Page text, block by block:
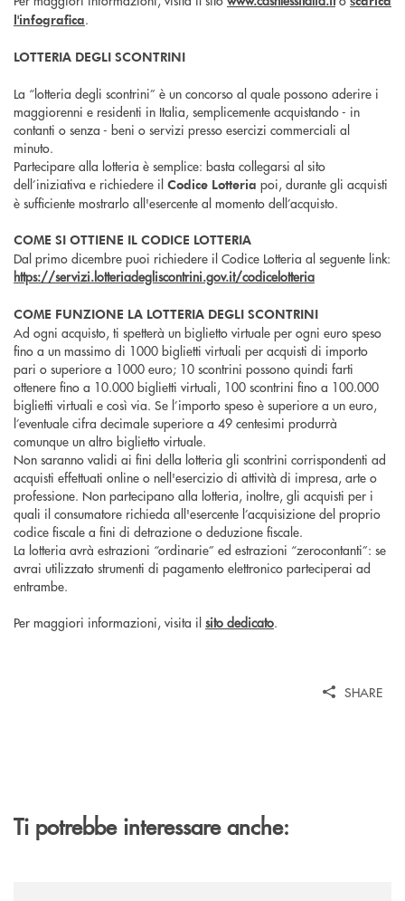
l'infografica.
LOTTERIA DEGLI SCONTRINI
La “lotteria degli scontrini” è un concorso al quale possono aderire i
maggiorenni e residenti in Italia, semplicemente acquistando - in
contanti o senza - beni o servizi presso esercizi commerciali al
minuto.
Partecipare alla lotteria è semplice: basta collegarsi al sito
dell’iniziativa e richiedere il Codice Lotteria poi, durante gli acquisti
è sufficiente mostrarlo all'esercente al momento dell’acquisto.
COME SI OTTIENE IL CODICE LOTTERIA
Dal primo dicembre puoi richiedere il Codice Lotteria al seguente link:
https://servizi.lotteriadegliscontrini.gov.it/codicelotteria
COME FUNZIONE LA LOTTERIA DEGLI SCONTRINI
Ad ogni acquisto, ti spetterà un biglietto virtuale per ogni euro speso
fino a un massimo di 1000 biglietti virtuali per acquisti di importo
pari o superiore a 1000 euro; 10 scontrini possono quindi farti
ottenere fino a 10.000 biglietti virtuali, 100 scontrini fino a 100.000
biglietti virtuali e così via. Se l’importo speso è superiore a un euro,
l’eventuale cifra decimale superiore a 49 centesimi produrrà
comunque un altro biglietto virtuale.
Non saranno validi ai fini della lotteria gli scontrini corrispondenti ad
acquisti effettuati online o nell'esercizio di attività di impresa, arte o
professione. Non partecipano alla lotteria, inoltre, gli acquisti per i
quali il consumatore richieda all'esercente l’acquisizione del proprio
codice fiscale a fini di detrazione o deduzione fiscale.
La lotteria avrà estrazioni “ordinarie” ed estrazioni “zerocontanti”: se
avrai utilizzato strumenti di pagamento elettronico parteciperai ad
entrambe.
Per maggiori informazioni, visita il sito dedicato.
SHARE
Ti potrebbe interessare anche: